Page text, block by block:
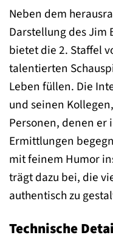
Neben dem
Darstellung des Jim
bietet die 2. Staffel
talentierten
Leben füllen. Die
und seinen
Personen, denen er
Ermittlungen
mit feinem Humor
trägt dazu bei, die
authentisch zu
Technische